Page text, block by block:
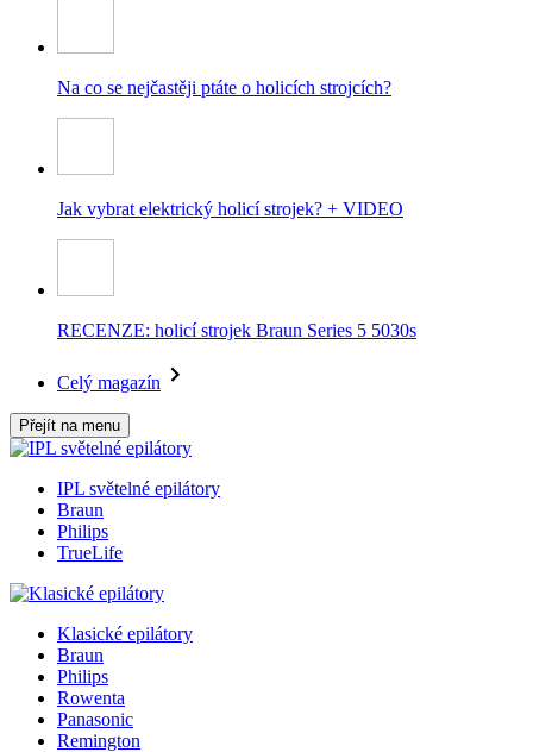
Na co se nejčastěji ptáte o holicích strojcích?
Jak vybrat elektrický holicí strojek? + VIDEO
RECENZE: holicí strojek Braun Series 5 5030s
Celý magazín
Přejít na menu
IPL světelné epilátory
Braun
Philips
TrueLife
Klasické epilátory
Braun
Philips
Rowenta
Panasonic
Remington